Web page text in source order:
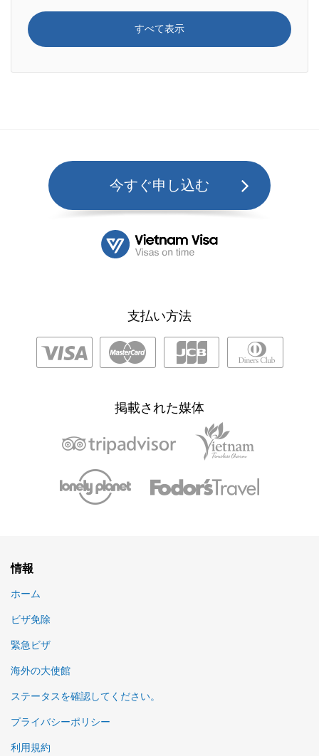
すべて表示
今すぐ申し込む
支払い方法
掲載された媒体
情報
ホーム
ビザ免除
緊急ビザ
海外の大使館
ステータスを確認してください。
プライバシーポリシー
利用規約